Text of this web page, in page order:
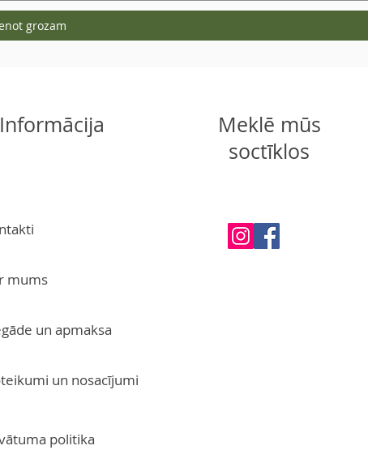
grozam
Informācija
Meklē mūs
soctīklos
mums
un apmaksa
un nosacījumi
politika